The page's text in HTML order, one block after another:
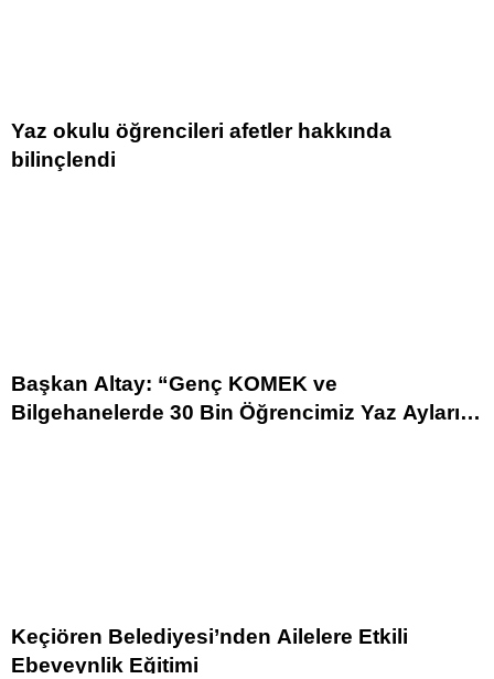
Yaz okulu öğrencileri afetler hakkında
bilinçlendi
Başkan Altay: “Genç KOMEK ve
Bilgehanelerde 30 Bin Öğrencimiz Yaz Aylarını
Keçiören Belediyesi’nden Ailelere Etkili
Ebeveynlik Eğitimi